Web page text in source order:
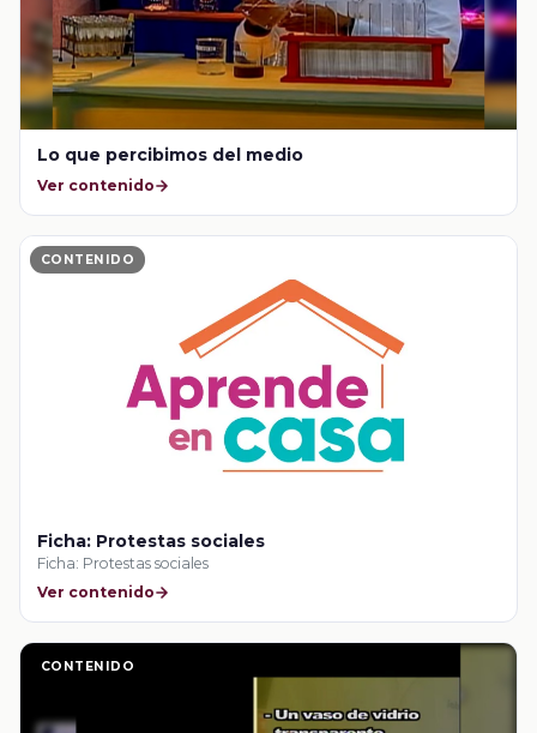
Lo que percibimos del medio
Ver contenido
CONTENIDO
Ficha: Protestas sociales
Ficha: Protestas sociales
Ver contenido
CONTENIDO